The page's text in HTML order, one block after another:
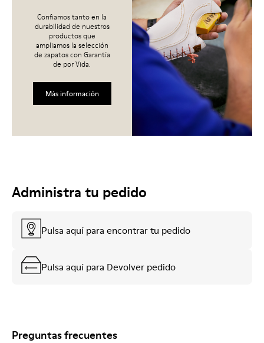
Confiamos tanto en la
durabilidad de nuestros
productos que
ampliamos la selección
de zapatos con Garantía
de por Vida.
Más información
Administra tu pedido
Pulsa aquí para encontrar tu pedido
Pulsa aquí para Devolver pedido
Preguntas frecuentes